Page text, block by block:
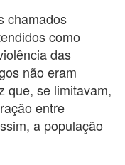
O mundo é
pp. 123/124)
chamados
como
das
não eram
que, se limitavam,
entre
a população